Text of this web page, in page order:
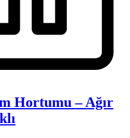
Hortumu – Ağır